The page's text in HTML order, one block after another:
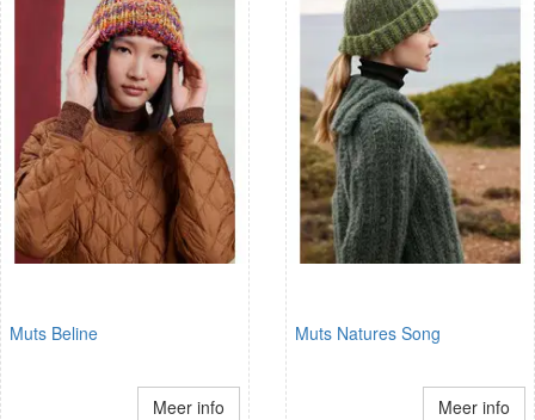
Muts Beline
Meer info
Muts Natures Song
Meer info